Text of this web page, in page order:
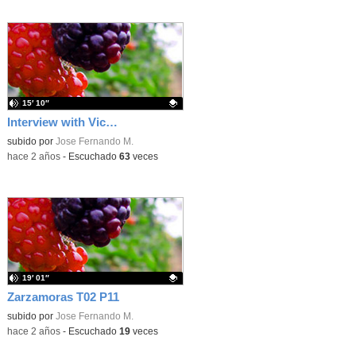
Interview with Victoria Lilly
Contenido educativo.
subido por Jose Fernando M.
15′ 10″
-hace 2 años- Escuchado 63veces
Zarzamoras T02 P11
Contenido educativo.
subido por Jose Fernando M.
19′ 01″
-hace 2 años- Escuchado 19veces